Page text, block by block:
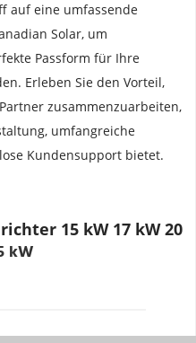
auf eine umfassende
Solar, um
Passform für Ihre
Erleben Sie den Vorteil,
zusammenzuarbeiten,
umfangreiche
Kundensupport bietet.
15 kW 17 kW 20
kW